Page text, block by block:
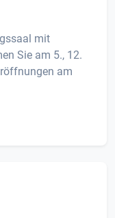
mit
Sie am 5., 12.
am